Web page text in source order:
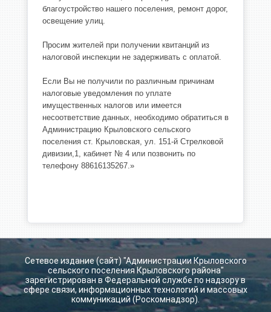
благоустройство нашего поселения, ремонт дорог,
освещение улиц.
Просим жителей при получении квитанций из
налоговой инспекции не задерживать с оплатой.
Если Вы не получили по различным причинам
налоговые уведомления по уплате
имущественных налогов или имеется
несоответствие данных, необходимо обратиться в
Администрацию Крыловского сельского
поселения ст. Крыловская, ул. 151-й Стрелковой
дивизии,1, кабинет № 4 или позвонить по
телефону 88616135267.»
Сетевое издание (сайт) "Администрации Крыловского
сельского поселения Крыловского района"
зарегистрирован в Федеральной службе по надзору в
сфере связи, информационных технологий и массовых
коммуникаций (Роскомнадзор).